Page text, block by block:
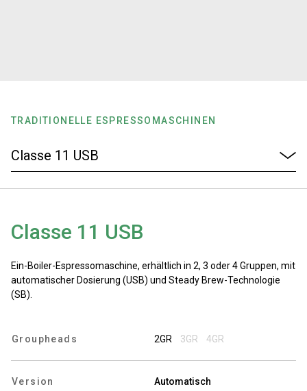
TRADITIONELLE ESPRESSOMASCHINEN
Classe 11 USB
Ein-Boiler-Espressomaschine, erhältlich in 2, 3 oder 4 Gruppen, mit
automatischer Dosierung (USB) und Steady Brew-Technologie
(SB).
Groupheads 2GR 3GR 4GR
Version Automatisch
Unsere Labore
Nachhaltigkeit
Kontaktieren Sie uns
Datenschutzerklärung